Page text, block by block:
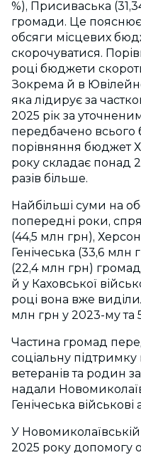
%), Присиваська
громади. Це
обсяги місцевих
скорочуватися.
році бюджети
Зокрема й в
яка лідирує за
2025 рік за
передбачено всього
порівняння бюджет
року складає понад
разів більше.
Найбільші суми на
попередні роки,
(44,5 млн грн),
Генічеська (33,6 млн
(22,4 млн грн)
й у Каховської
році вона вже
млн грн у 2023-му та
Частина громад
соціальну підтримку
ветеранів та родин
надали
Генічеська військові
У
2025 року допомогу